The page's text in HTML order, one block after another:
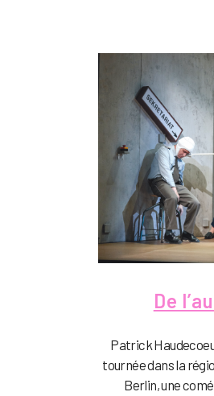
De
Patrick
tournée dans la
Berlin, une